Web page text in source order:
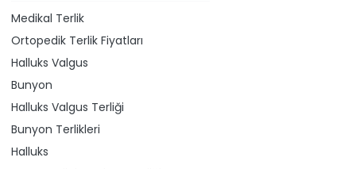
Medikal Terlik
Ortopedik Terlik Fiyatları
Halluks Valgus
Bunyon
Halluks Valgus Terliği
Bunyon Terlikleri
Halluks